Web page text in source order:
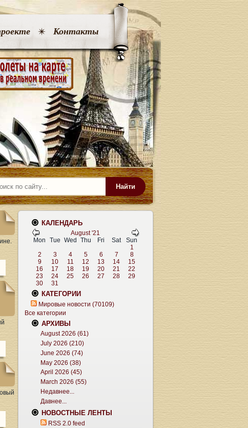
Контакты
Найти
КАЛЕНДАРЬ
August '21
Mon
Tue Wed Thu Fri Sat
Sun
1
2
3 4 5 6 7
8
9
10 11 12 13 14
15
16
17 18 19 20 21
22
23
24 25 26 27 28
29
30
31
КАТЕГОРИИ
Мировые новости (70109)
Все категории
АРХИВЫ
August 2026 (61)
July 2026 (210)
June 2026 (74)
May 2026 (38)
April 2026 (45)
March 2026 (55)
Недавнее...
Давнее...
НОВОСТНЫЕ ЛЕНТЫ
RSS 2.0 feed